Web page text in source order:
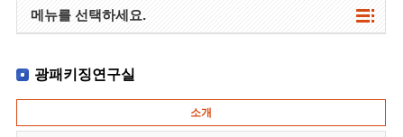
메뉴를 선택하세요.
광패키징연구실
소개